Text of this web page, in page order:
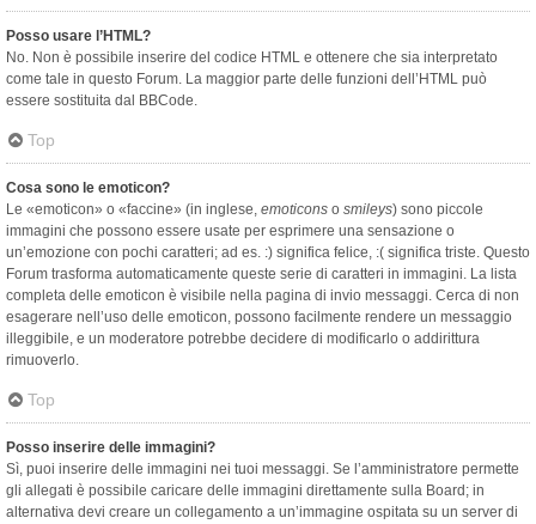
Posso usare l’HTML?
No. Non è possibile inserire del codice HTML e ottenere che sia interpretato
come tale in questo Forum. La maggior parte delle funzioni dell’HTML può
essere sostituita dal BBCode.
Top
Cosa sono le emoticon?
Le «emoticon» o «faccine» (in inglese, emoticons o smileys) sono piccole
immagini che possono essere usate per esprimere una sensazione o
un’emozione con pochi caratteri; ad es. :) significa felice, :( significa triste. Questo
Forum trasforma automaticamente queste serie di caratteri in immagini. La lista
completa delle emoticon è visibile nella pagina di invio messaggi. Cerca di non
esagerare nell’uso delle emoticon, possono facilmente rendere un messaggio
illeggibile, e un moderatore potrebbe decidere di modificarlo o addirittura
rimuoverlo.
Top
Posso inserire delle immagini?
Sì, puoi inserire delle immagini nei tuoi messaggi. Se l’amministratore permette
gli allegati è possibile caricare delle immagini direttamente sulla Board; in
alternativa devi creare un collegamento a un’immagine ospitata su un server di